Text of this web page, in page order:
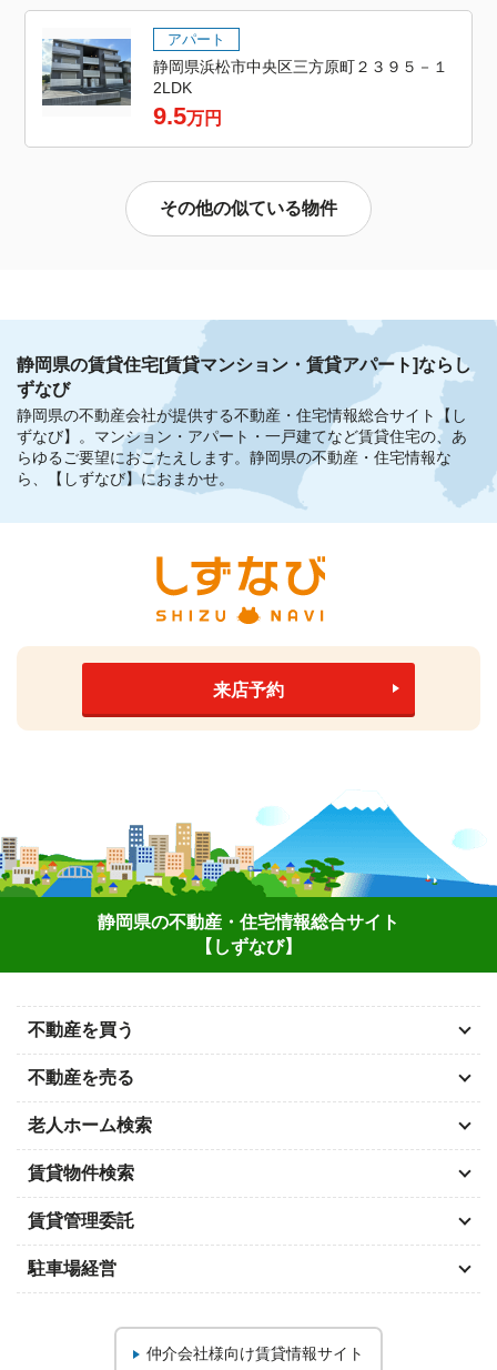
アパート
静岡県浜松市中央区三方原町２３９５－１
2LDK
9.5万円
その他の似ている物件
静岡県の賃貸住宅[賃貸マンション・賃貸アパート]ならし
ずなび
静岡県の不動産会社が提供する不動産・住宅情報総合サイト【し
ずなび】。 マンション・アパート・一戸建てなど賃貸住宅の、あ
らゆるご要望におこたえします。 静岡県の不動産・住宅情報な
ら、【しずなび】におまかせ。
来店予約
静岡県の不動産・住宅情報総合サイト
【しずなび】
不動産を買う
不動産を売る
老人ホーム検索
賃貸物件検索
賃貸管理委託
駐車場経営
仲介会社様向け賃貸情報サイト